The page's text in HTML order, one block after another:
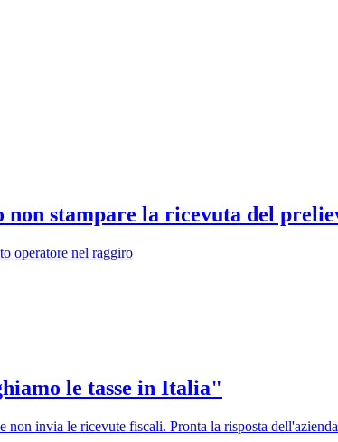
non stampare la ricevuta del
operatore nel raggiro
le tasse in Italia"
invia le ricevute fiscali. Pronta la risposta dell'azienda